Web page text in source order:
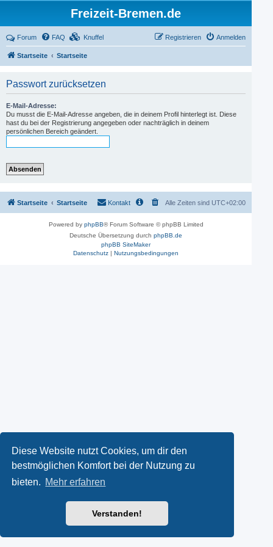
Diese Website nutzt Cookies, um dir den
bestmöglichen Komfort bei der Nutzung zu
bieten. Mehr erfahren
Verstanden!
Freizeit-Bremen.de
Forum FAQ Knuffel Anmelden
Registrieren
Startseite Startseite
Passwort zurücksetzen
E-Mail-Adresse:
Du musst die E-Mail-Adresse angeben, die in deinem Profil hinterlegt ist. Diese
hast du bei der Registrierung angegeben oder nachträglich in deinem
persönlichen Bereich geändert.
Startseite Startseite Alle Zeiten sind UTC+02:00
Kontakt
Powered by phpBB® Forum Software © phpBB Limited
Deutsche Übersetzung durchphpBB.de
phpBB SiteMaker
Datenschutz |Nutzungsbedingungen